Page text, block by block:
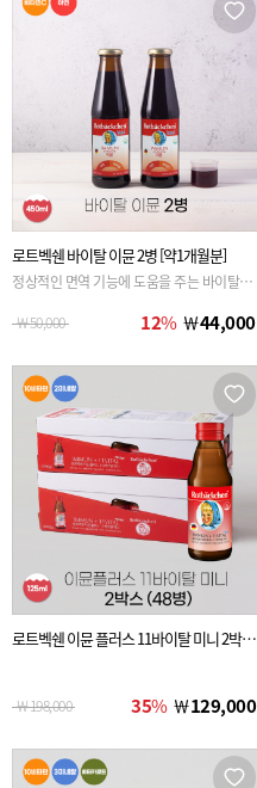
로트벡쉔 바이탈 이뮨 2병 [약1개월분]
정상적인 면역 기능에 도움을 주는 바이탈 이
￦50,000 12% ￦44,000
로트벡쉔 이뮨 플러스 11바이탈 미니 2박스
￦198,000 35% ￦129,000